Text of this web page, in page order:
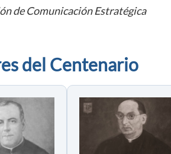
de Comunicación Estratégica
del Centenario